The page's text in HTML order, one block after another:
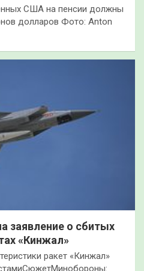
США на пенсии должны
долларов Фото: Anton
заявление о сбитых
«Кинжал»
ракет «Кинжал»